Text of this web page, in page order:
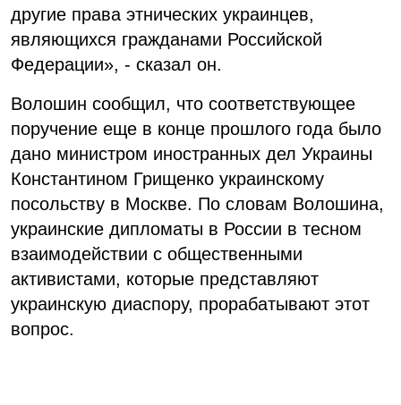
другие права этнических украинцев,
являющихся гражданами Российской
Федерации», - сказал он.
Волошин сообщил, что соответствующее
поручение еще в конце прошлого года было
дано министром иностранных дел Украины
Константином Грищенко украинскому
посольству в Москве. По словам Волошина,
украинские дипломаты в России в тесном
взаимодействии с общественными
активистами, которые представляют
украинскую диаспору, прорабатывают этот
вопрос.